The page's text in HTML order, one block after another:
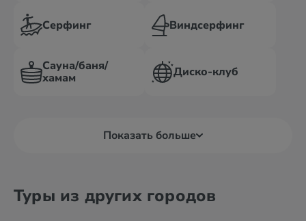
Серфинг Виндсерфинг
Сауна/баня/
хамам
Диско-клуб
Показать больше
Туры из других городов